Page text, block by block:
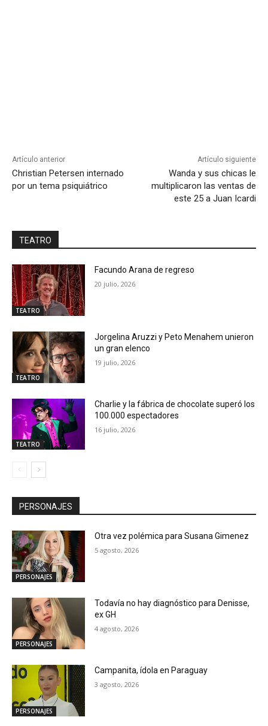
Artículo anterior
Christian Petersen internado
por un tema psiquiátrico
Artículo siguiente
Wanda y sus chicas le
multiplicaron las ventas de
este 25 a Juan Icardi
TEATRO
TEATRO
Facundo Arana de regreso
20 julio, 2026
TEATRO
Jorgelina Aruzzi y Peto Menahem unieron
un gran elenco
19 julio, 2026
TEATRO
Charlie y la fábrica de chocolate superó los
100.000 espectadores
16 julio, 2026
PERSONAJES
PERSONAJES
Otra vez polémica para Susana Gimenez
5 agosto, 2026
PERSONAJES
Todavía no hay diagnóstico para Denisse,
ex GH
4 agosto, 2026
PERSONAJES
Campanita, ídola en Paraguay
3 agosto, 2026